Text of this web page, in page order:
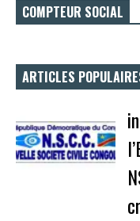
COMPTEUR SOCIAL
ARTICLES